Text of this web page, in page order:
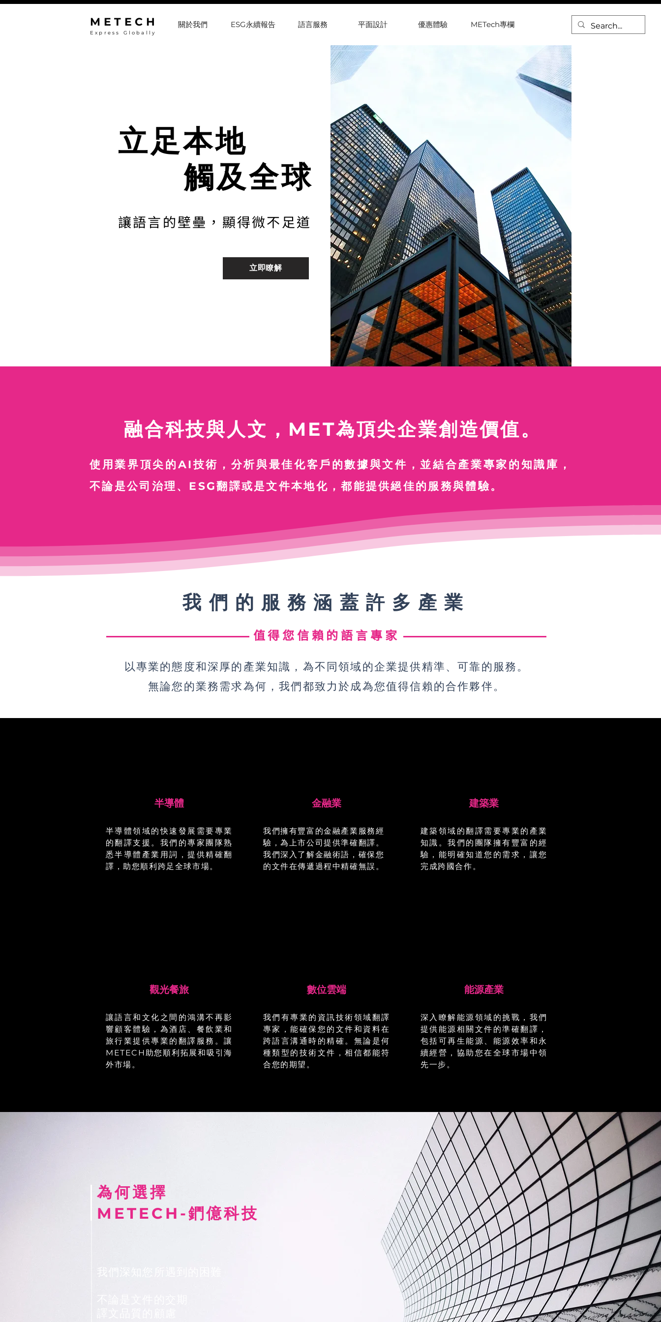
METECH
Express Globally
關於我們 ESG永續報告 語言服務 平面設計 優惠體驗 METech專欄
立足本地
觸及全球
​讓語言的壁壘，顯得微不足道
立即瞭解
融合科技與人文，MET為頂尖企業創造價值。
使用業界頂尖的AI技術，分析與最佳化客戶的數據與文件，並結合產業專家的知識庫，
不論是公司治理、ESG翻譯或是文件本地化，都能提供絕佳的服務與體驗。
​我們的服務涵蓋許多產業
值得您信賴的語言專家
以專業的態度和深厚的產業知識，為不同領域的企業提供精準、可靠的服務。
無論您的業務需求為何，我們都致力於成為您值得信賴的合作夥伴。
半導體
半導體領域的快速發展需要專業
的翻譯支援。我們的專家團隊熟
悉半導體產業用詞，提供精確翻
譯，助您順利跨足全球市場。
觀光餐旅
讓語言和文化之間的鴻溝不再影
響顧客體驗，為酒店、餐飲業和
旅行業提供專業的翻譯服務。讓
METECH助您順利拓展和吸引海
外市場。
金融業
我們擁有豐富的金融產業服務經
驗，為上市公司提供準確翻譯。
我們深入了解金融術語，確保您
的文件在傳遞過程中精確無誤。
數位雲端
我們有專業的資訊技術領域翻譯
專家，能確保您的文件和資料在
跨語言溝通時的精確。無論是何
種類型的技術文件，相信都能符
合您的期望。
建築業
建築領域的翻譯需要專業的產業
知識。我們的團隊擁有豐富的經
驗，能明確知道您的需求，讓您
完成跨國合作。
能源產業
深入瞭解能源領域的挑戰，我們
提供能源相關文件的準確翻譯，
包括可再生能源、能源效率和永
續經營，協助您在全球市場中領
先一步。
​為何選擇
METECH-鍆億科技
​我們深知您所遇到的困難